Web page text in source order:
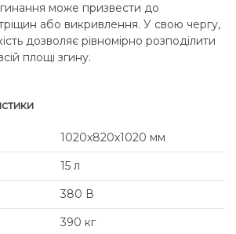
може призвести до
або викривлення. У свою чергу,
дозволяє рівномірно розподілити
площі згину.
1020х820х1020 мм
15 л
380 В
390 кг